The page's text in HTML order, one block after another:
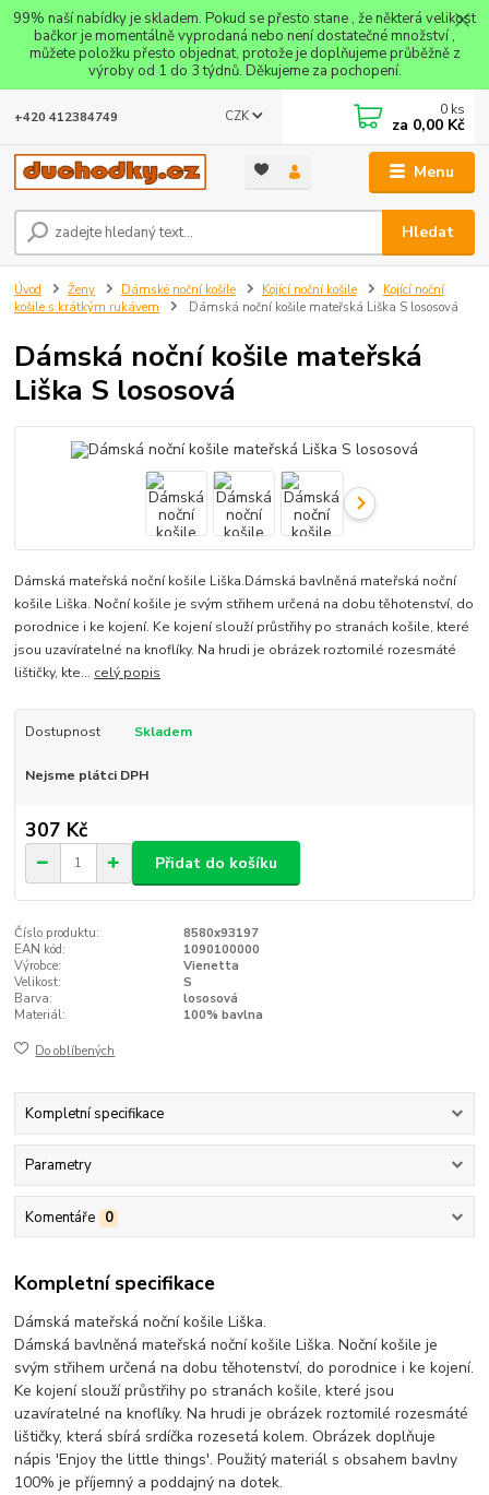
99% naší nabídky je skladem. Pokud se přesto stane , že některá velikost
bačkor je momentálně vyprodaná nebo není dostatečné množství ,
můžete položku přesto objednat, protože je doplňujeme průběžně z
výroby od 1 do 3 týdnů. Děkujeme za pochopení.
Menu
CZK
Hledat
+420 412384749 0 ks
za 0,00 Kč
Úvod Ženy Dámské noční košile Kojící noční košile
Kojící noční
košile s krátkým rukávem
Dámská noční košile mateřská Liška S lososová
Dámská noční košile mateřská
Liška S lososová
Dámská mateřská noční košile Liška.Dámská bavlněná mateřská noční
košile Liška. Noční košile je svým střihem určená na dobu těhotenství, do
porodnice i ke kojení. Ke kojení slouží průstřihy po stranách košile, které
jsou uzavíratelné na knoflíky. Na hrudi je obrázek roztomilé rozesmáté
lištičky, kte... celý popis
Dostupnost Skladem
Nejsme plátci DPH
307 Kč
Přidat do košíku
Číslo produktu:
8580x93197
EAN kód:
1090100000
Výrobce:
Vienetta
Velikost:
S
Barva:
lososová
Materiál:
100% bavlna
Do oblíbených
Kompletní specifikace
Parametry
Komentáře 0
Kompletní specifikace
Dámská mateřská noční košile Liška.
Dámská bavlněná mateřská noční košile Liška. Noční košile je
svým střihem určená na dobu těhotenství, do porodnice i ke kojení.
Ke kojení slouží průstřihy po stranách košile, které jsou
uzavíratelné na knoflíky. Na hrudi je obrázek roztomilé rozesmáté
lištičky, která sbírá srdíčka rozesetá kolem. Obrázek doplňuje
nápis 'Enjoy the little things'. Použitý materiál s obsahem bavlny
100% je příjemný a poddajný na dotek.